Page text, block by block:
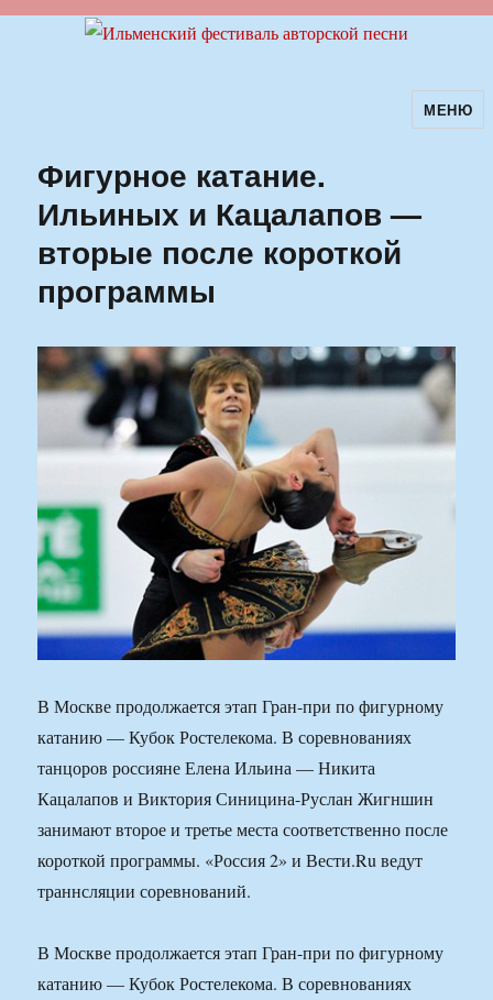
Ильменский фестиваль авторскойМЕНЮ
Фигурное катание.
Ильиных и Кацалапов —
вторые после короткой
программы
В Москве продолжается этап Гран-при по фигурному
катанию — Кубок Ростелекома. В соревнованиях
танцоров россияне Елена Ильина — Никита
Кацалапов и Виктория Синицина-Руслан Жигншин
занимают второе и третье места соответственно после
короткой программы. «Россия 2» и Вести.Ru ведут
траннсляции соревнований.
В Москве продолжается этап Гран-при по фигурному
катанию — Кубок Ростелекома. В соревнованиях